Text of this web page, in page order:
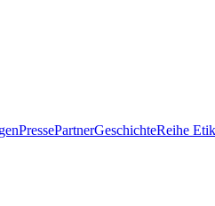
PressePartnerGeschichteReihe